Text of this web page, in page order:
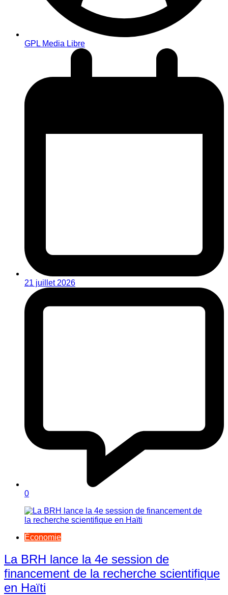
GPL Media Libre
21 juillet 2026
0
Économie
La BRH lance la 4e session de
financement de la recherche scientifique
en Haïti